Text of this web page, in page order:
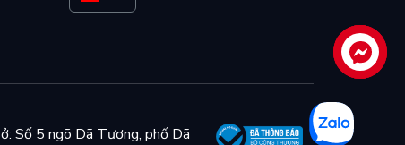
Số 5 ngõ Dã Tương, phố Dã
Liên hệ